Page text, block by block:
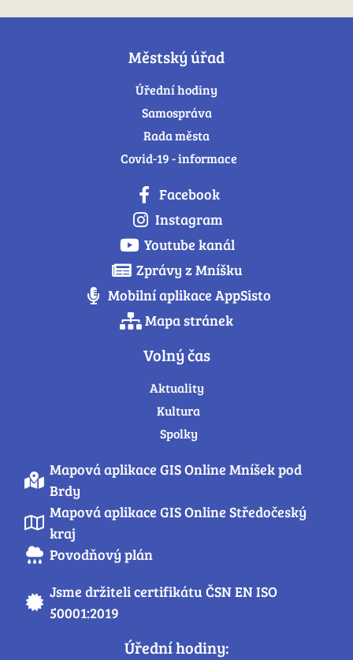
Městský úřad
Úřední hodiny
Samospráva
Rada města
Covid-19 - informace
Facebook
Instagram
Youtube kanál
Zprávy z Mníšku
Mobilní aplikace AppSisto
Mapa stránek
Volný čas
Aktuality
Kultura
Spolky
Mapová aplikace GIS Online Mníšek pod
Brdy
Mapová aplikace GIS Online Středočeský
kraj
Povodňový plán
Jsme držiteli certifikátu ČSN EN ISO
50001:2019
Úřední hodiny: